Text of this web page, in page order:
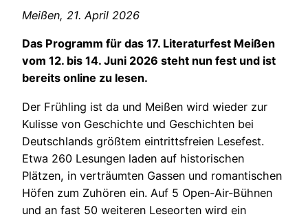
Meißen, 21. April 2026
Das Programm für das 17. Literaturfest Meißen
vom 12. bis 14. Juni 2026 steht nun fest und ist
bereits online zu lesen.
Der Frühling ist da und Meißen wird wieder zur
Kulisse von Geschichte und Geschichten bei
Deutschlands größtem eintrittsfreien Lesefest.
Etwa 260 Lesungen laden auf historischen
Plätzen, in verträumten Gassen und romantischen
Höfen zum Zuhören ein. Auf 5 Open-Air-Bühnen
und an fast 50 weiteren Leseorten wird ein